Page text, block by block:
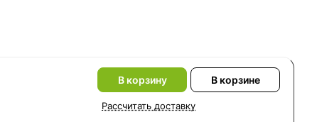
В корзину В корзине
Рассчитать доставку